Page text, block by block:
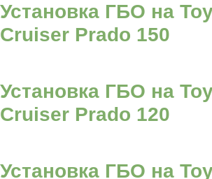
Установка ГБО на
Cruiser Prado 150
Установка ГБО на
Cruiser Prado 120
Установка ГБО на